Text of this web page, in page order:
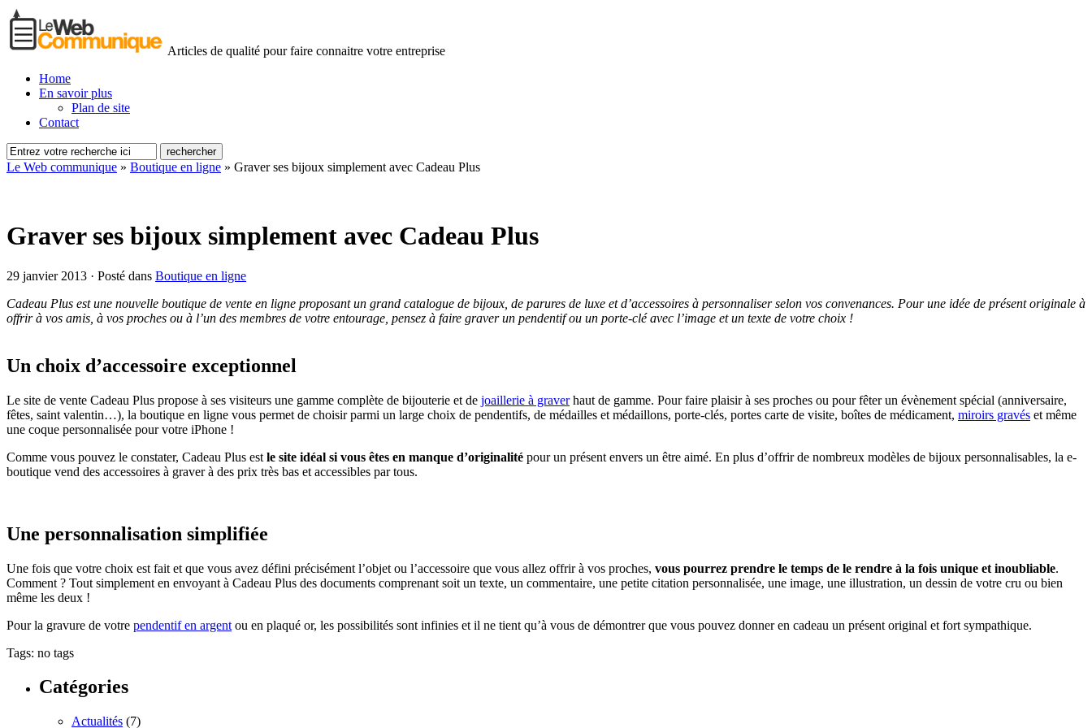
Articles de qualité pour faire connaitre votre entreprise
Home
En savoir plus
Plan de site
Contact
Le Web communique » Boutique en ligne » Graver ses bijoux simplement avec Cadeau Plus
Graver ses bijoux simplement avec Cadeau Plus
29 janvier 2013 · Posté dans Boutique en ligne
Cadeau Plus est une nouvelle boutique de vente en ligne proposant un grand catalogue de bijoux, de parures de luxe et d’accessoires à personnaliser selon vos convenances. Pour une idée de présent originale à
offrir à vos amis, à vos proches ou à l’un des membres de votre entourage, pensez à faire graver un pendentif ou un porte-clé avec l’image et un texte de votre choix !
Un choix d’accessoire exceptionnel
Le site de vente Cadeau Plus propose à ses visiteurs une gamme complète de bijouterie et de joaillerie à graverhaut de gamme. Pour faire plaisir à ses proches ou pour fêter un évènement spécial (anniversaire,
fêtes, saint valentin…), la boutique en ligne vous permet de choisir parmi un large choix de pendentifs, de médailles et médaillons, porte-clés, portes carte de visite, boîtes de médicament, miroirs gravés et même
une coque personnalisée pour votre iPhone !
Comme vous pouvez le constater, Cadeau Plus est le site idéal si vous êtes en manque d’originalité pour un présent envers un être aimé. En plus d’offrir de nombreux modèles de bijoux personnalisables, la e-
boutique vend des accessoires à graver à des prix très bas et accessibles par tous.
Une personnalisation simplifiée
Une fois que votre choix est fait et que vous avez défini précisément l’objet ou l’accessoire que vous allez offrir à vos proches, vous pourrez prendre le temps de le rendre à la fois unique et inoubliable.
Comment ? Tout simplement en envoyant à Cadeau Plus des documents comprenant soit un texte, un commentaire, une petite citation personnalisée, une image, une illustration, un dessin de votre cru ou bien
même les deux !
Pour la gravure de votre pendentif en argent ou en plaqué or, les possibilités sont infinies et il ne tient qu’à vous de démontrer que vous pouvez donner en cadeau un présent original et fort sympathique.
Tags: no tags
Catégories
Actualités (7)